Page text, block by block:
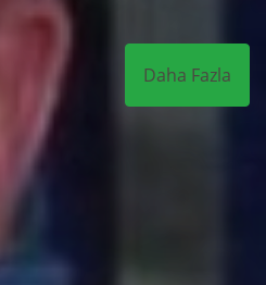
Daha Fazla